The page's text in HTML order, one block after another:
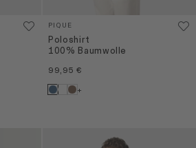
PIQUE
Poloshirt
100% Baumwolle
99,95 €
+